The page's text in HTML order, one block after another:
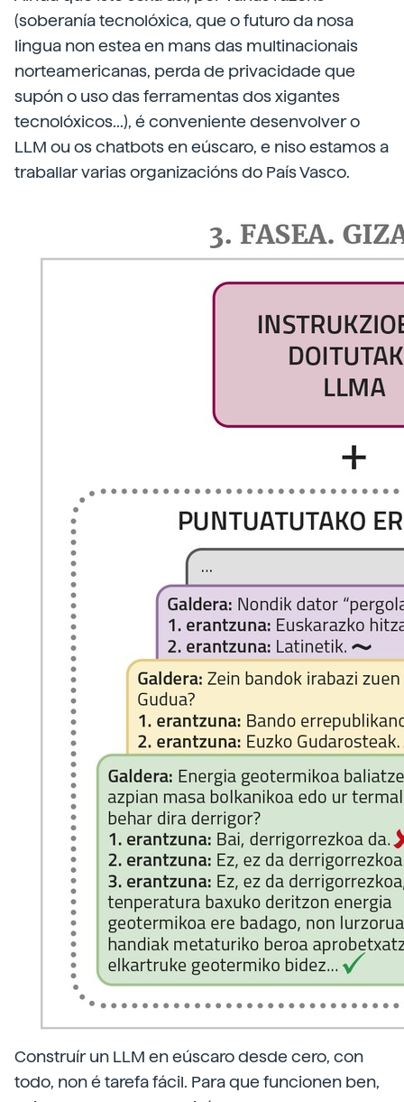
(soberanía tecnolóxica, que o futuro da nosa
lingua non estea en mans das multinacionais
norteamericanas, perda de privacidade que
supón o uso das ferramentas dos xigantes
tecnolóxicos...), é conveniente desenvolver o
LLM ou os chatbots en eúscaro, e niso estamos a
traballar varias organizacións do País Vasco.
Construír un LLM en eúscaro desde cero, con
todo, non é tarefa fácil. Para que funcionen ben,